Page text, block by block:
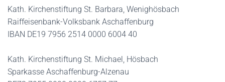
Kath. Kirchenstiftung St. Barbara, Wenighösbach
Raiffeisenbank-Volksbank Aschaffenburg
IBAN DE19 7956 2514 0000 6004 40
Kath. Kirchenstiftung St. Michael, Hösbach
Sparkasse Aschaffenburg-Alzenau